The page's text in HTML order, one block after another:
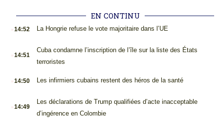
EN CONTINU
14:52 La Hongrie refuse le vote majoritaire dans l’UE
14:51
Cuba condamne l’inscription de l’île sur la liste des États
terroristes
14:50 Les infirmiers cubains restent des héros de la santé
14:49
Les déclarations de Trump qualifiées d’acte inacceptable
d’ingérence en Colombie